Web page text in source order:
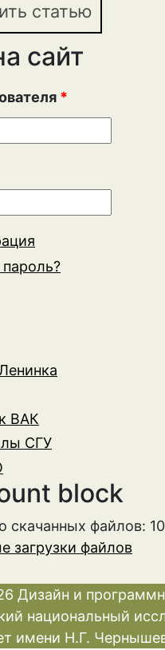
статью
сайт
*
ВАК
СГУ
block
скачанных файлов:
загрузки файлов
Дизайн и
национальный
имени Н.Г.